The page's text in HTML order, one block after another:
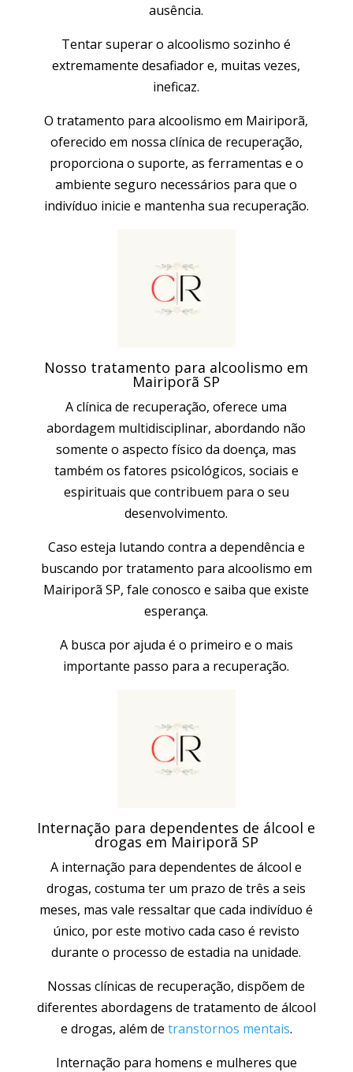
ausência.
Tentar superar o alcoolismo sozinho é
extremamente desafiador e, muitas vezes,
ineficaz.
O tratamento para alcoolismo em Mairiporã,
oferecido em nossa clínica de recuperação,
proporciona o suporte, as ferramentas e o
ambiente seguro necessários para que o
indivíduo inicie e mantenha sua recuperação.
Nosso tratamento para alcoolismo em
Mairiporã SP
A clínica de recuperação, oferece uma
abordagem multidisciplinar, abordando não
somente o aspecto físico da doença, mas
também os fatores psicológicos, sociais e
espirituais que contribuem para o seu
desenvolvimento.
Caso esteja lutando contra a dependência e
buscando por tratamento para alcoolismo em
Mairiporã SP, fale conosco e saiba que existe
esperança.
A busca por ajuda é o primeiro e o mais
importante passo para a recuperação.
Internação para dependentes de álcool e
drogas em Mairiporã SP
A internação para dependentes de álcool e
drogas, costuma ter um prazo de três a seis
meses, mas vale ressaltar que cada indivíduo é
único, por este motivo cada caso é revisto
durante o processo de estadia na unidade.
Nossas clínicas de recuperação, dispõem de
diferentes abordagens de tratamento de álcool
e drogas, além de transtornos mentais.
Internação para homens e mulheres que